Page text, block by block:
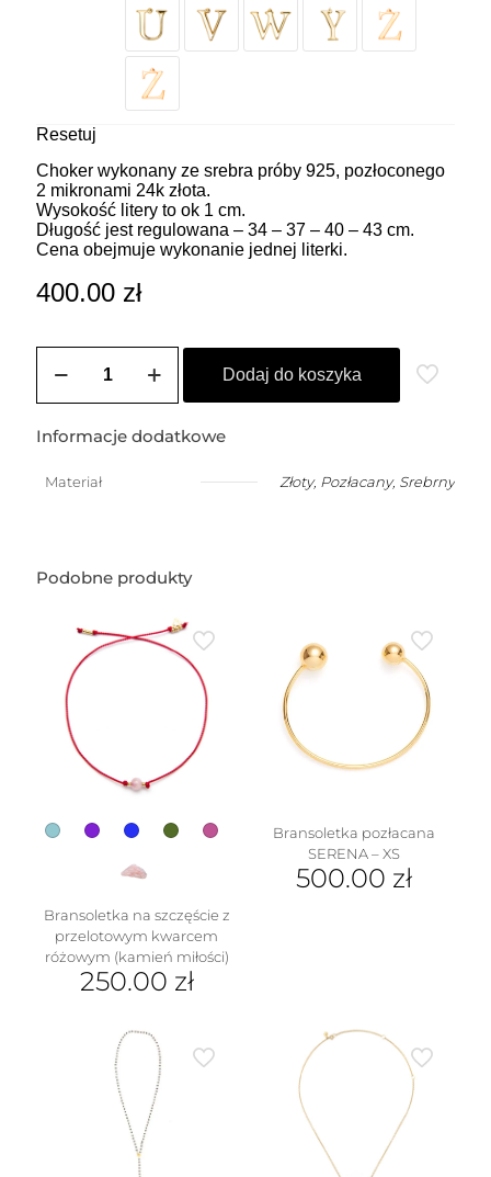
Resetuj
Choker wykonany ze srebra próby 925, pozłoconego
2 mikronami 24k złota.
Wysokość litery to ok 1 cm.
Długość jest regulowana – 34 – 37 – 40 – 43 cm.
Cena obejmuje wykonanie jednej literki.
400.00 zł
Choker
dowolną
(1
cm)
Dodaj do koszyka
Informacje dodatkowe
Materiał Złoty, Pozłacany, Srebrny
Podobne produkty
Bransoletka na szczęście z
przelotowym kwarcem
różowym (kamień miłości)
250.00 zł
produkt
ma
wiele
wariantów.
Opcje
można
wybrać
Bransoletka pozłacana
SERENA – XS
500.00 zł